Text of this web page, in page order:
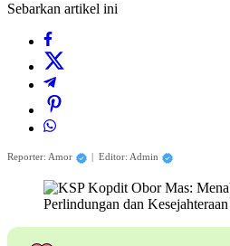
Sebarkan artikel ini
Reporter: Amor Editor: Admin